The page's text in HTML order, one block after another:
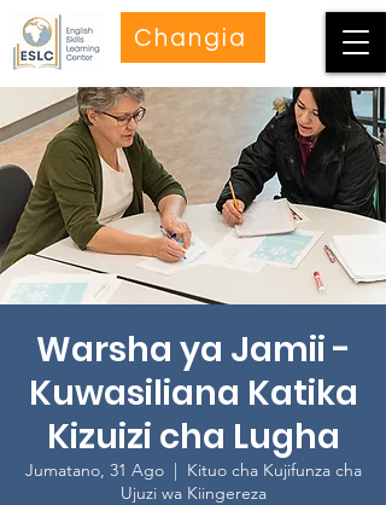
Changia
Warsha ya Jamii -
Kuwasiliana Katika
Kizuizi cha Lugha
Jumatano, 31 Ago
  |
Kituo cha Kujifunza cha
Ujuzi wa Kiingereza